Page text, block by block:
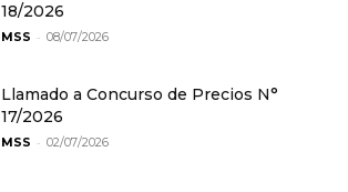
18/2026
MSS - 08/07/2026
Llamado a Concurso de Precios N°
17/2026
MSS - 02/07/2026